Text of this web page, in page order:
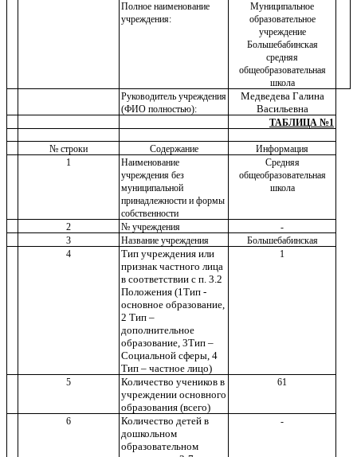
Полное наименование
учреждения:
Муниципальное
образовательное
учреждение
Большебабинская
средняя
общеобразовательная
школа
Руководитель учреждения
(ФИО полностью):
Медведева Галина
Васильевна
ТАБЛИЦА №1
№ строки Содержание
Информация
1
Наименование
учреждения без
муниципальной
принадлежности и формы
собственности
Средняя
общеобразовательная
школа
2 № учреждения
-
3
Название учреждения
Большебабинская
4
Тип учреждения или
признак частного лица
в соответствии с п. 3.2
Положения (1Тип -
основное образование,
2 Тип –
дополнительное
образование, 3Тип –
Социальной сферы, 4
Тип – частное лицо)
1
5
Количество учеников в
учреждении основного
образования (всего)
61
6
Количество детей в
дошкольном
образовательном
-